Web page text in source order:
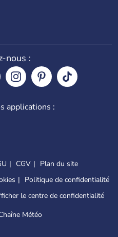
nous :
applications :
CGV
Plan du site
Politique de confidentialité
le centre de confidentialité
Météo